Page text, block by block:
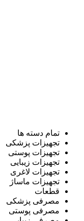
تمام دسته ها
تجهیزات پزشکی
تجهیزات پوستی
تجهیزات زیبایی
تجهیزات لاغری
تجهیزات ماساژ
قطعات
مصرفی پزشکی
مصرفی پوستی